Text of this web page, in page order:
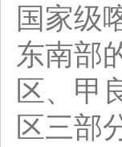
国家级
东南部
区、甲
区三部